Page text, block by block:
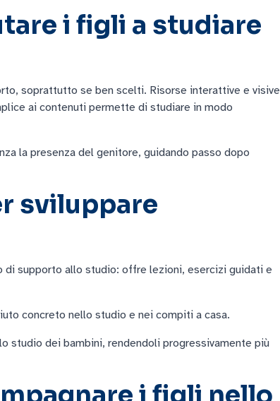
i figli a studiare
soprattutto se ben scelti. Risorse interattive e visive
ai contenuti permette di studiare in modo
la presenza del genitore, guidando passo dopo
sviluppare
di supporto allo studio: offre lezioni, esercizi guidati e
concreto nello studio e nei compiti a casa.
studio dei bambini, rendendoli progressivamente più